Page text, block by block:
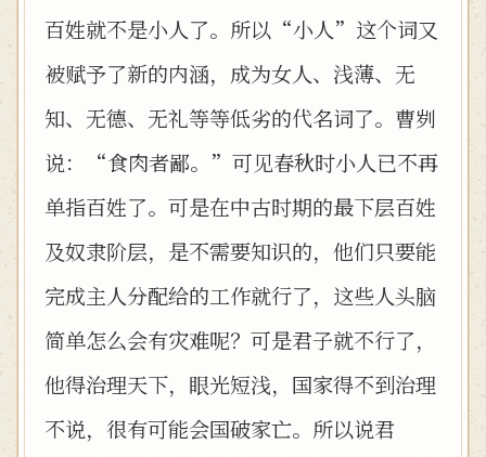
百姓就不是小人了。所以“小人”这个词又
被赋予了新的内涵，成为女人、浅薄、无
知、无德、无礼等等低劣的代名词了。曹刿
说：“食肉者鄙。”可见春秋时小人已不再
单指百姓了。可是在中古时期的最下层百姓
及奴隶阶层，是不需要知识的，他们只要能
完成主人分配给的工作就行了，这些人头脑
简单怎么会有灾难呢？可是君子就不行了，
他得治理天下，眼光短浅，国家得不到治理
不说，很有可能会国破家亡。所以说君